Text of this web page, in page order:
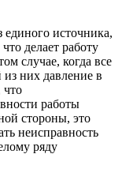
единого источника,
делает работу
случае, когда все
них давление в
что
работы
стороны, это
неисправность
ряду